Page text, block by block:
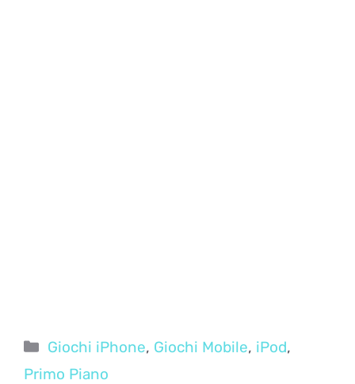
Categorie
Giochi iPhone, Giochi Mobile, iPod,
Primo Piano